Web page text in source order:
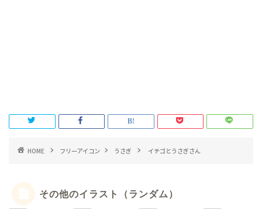
HOME フリーアイコン うさぎ イチゴとうさぎさん
その他のイラスト（ランダム）